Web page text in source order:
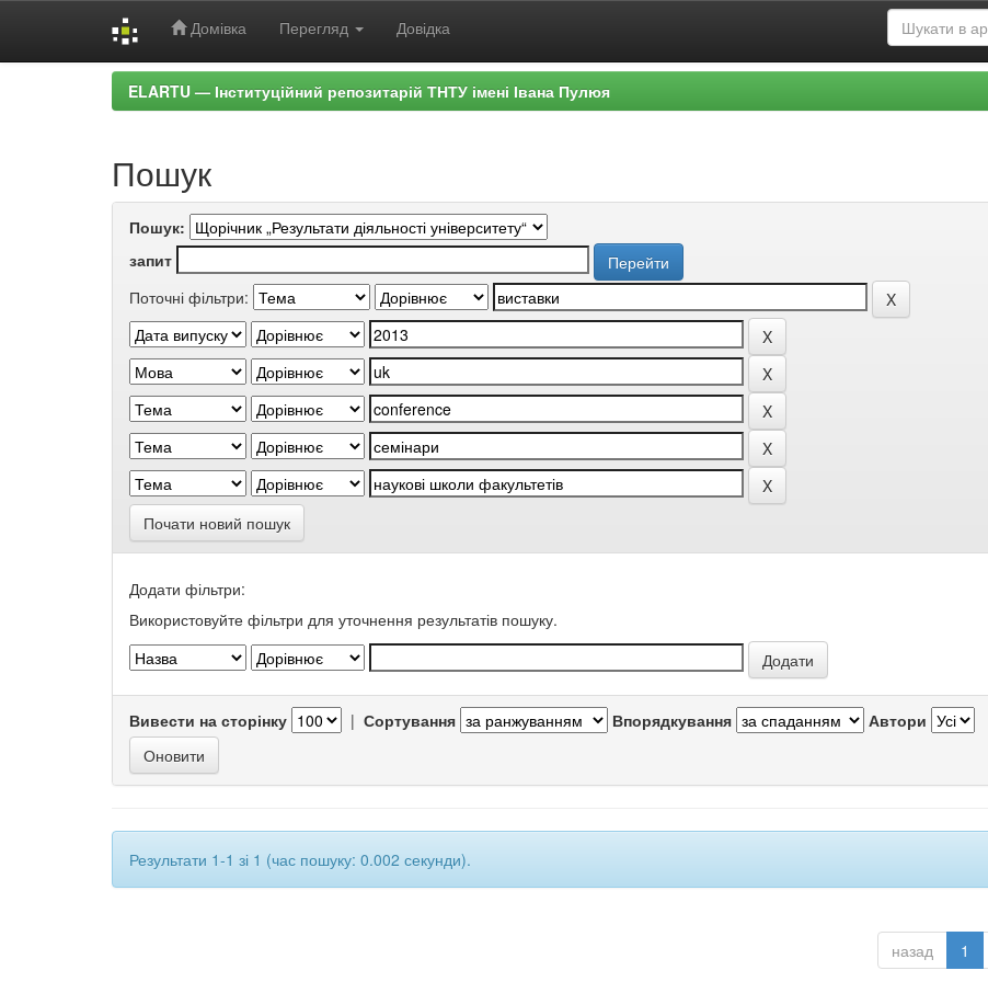
Домівка Перегляд Довідка
ELARTU — Інституційний репозитарій ТНТУ імені Івана Пулюя
Пошук
Пошук:
запит
Поточні фільтри:
Почати новий пошук
Додати фільтри:
Використовуйте фільтри для уточнення результатів пошуку.
Вивести на сторінку | Сортування Впорядкування Автори
Результати 1-1 зі 1 (час пошуку: 0.002 секунди).
назад 1